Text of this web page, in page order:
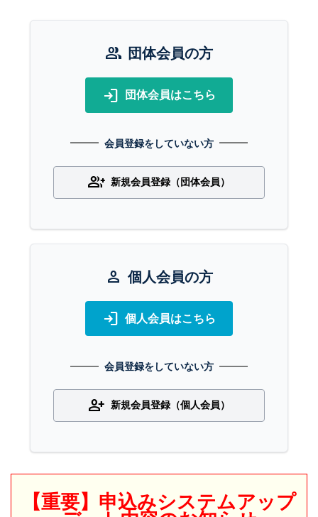
group 団体会員の方
login 団体会員はこちら
会員登録をしていない方
group_add 新規会員登録（団体会員）
person 個人会員の方
login 個人会員はこちら
会員登録をしていない方
person_add 新規会員登録（個人会員）
【重要】申込みシステムアップ